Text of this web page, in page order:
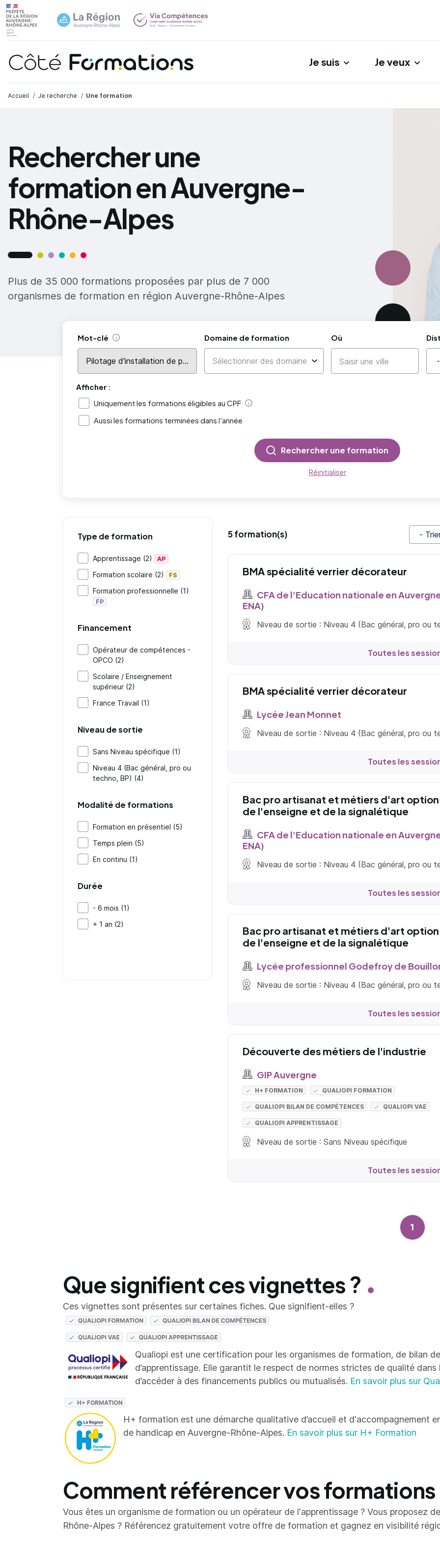
Je suis Je veux
Accueil Je recherche Une formation
Rechercher une
formation en Auvergne-
Rhône-Alpes
Plus de 35 000 formations proposées par plus de 7 000
organismes de formation en région Auvergne-Rhône-Alpes
Mot-clé Aide Domaine de formation Où
Afficher :
Uniquement les formations éligibles au CPF
Aide
Aussi les formations terminées dans l'année
Rechercher une formation
Réinitialiser
Type de formation
Apprentissage (2) AP
Formation scolaire (2) FS
Formation professionnelle (1)
FP
Financement
Opérateur de compétences -
OPCO (2)
Scolaire / Enseignement
supérieur (2)
France Travail (1)
Niveau de sortie
Sans Niveau spécifique (1)
Niveau 4 (Bac général, pro ou
techno, BP) (4)
Modalité de formations
Formation en présentiel (5)
Temps plein (5)
En continu (1)
Durée
- 6 mois (1)
+ 1 an (2)
5 formation(s)
Trier par
BMA spécialité verrier décorateur
CFA de l'Education nationale en
ENA)
Niveau de sortie : Niveau 4 (Bac général, pro ou
Toutes les
BMA spécialité verrier décorateur
Lycée Jean Monnet
Niveau de sortie : Niveau 4 (Bac général, pro ou
Toutes les
Bac pro artisanat et métiers d'art
de l'enseigne et de la signalétique
CFA de l'Education nationale en
ENA)
Niveau de sortie : Niveau 4 (Bac général, pro ou
Toutes les
Bac pro artisanat et métiers d'art
de l'enseigne et de la signalétique
Lycée professionnel Godefroy de
Niveau de sortie : Niveau 4 (Bac général, pro ou
Toutes les
Découverte des métiers de l'industrie
GIP Auvergne
H+ FORMATION QUALIOPI FORMATION
QUALIOPI BILAN DE COMPÉTENCES QUALIOPI VAE
QUALIOPI APPRENTISSAGE
Niveau de sortie : Sans Niveau spécifique
Toutes les
1
Que signifient ces vignettes ?
Ces vignettes sont présentes sur certaines fiches. Que signifient-elles ?
Qualiopi est une certification pour les organismes de formation, de bilan
d’apprentissage. Elle garantit le respect de normes strictes de qualité
d’accéder à des financements publics ou mutualisés. En savoir plus sur
H+ formation est une démarche qualitative d’accueil et d'accompagnement
de handicap en Auvergne-Rhône-Alpes. En savoir plus sur H+ Formation
Comment référencer vos formations
Vous êtes un organisme de formation ou un opérateur de l'apprentissage ? Vous proposez
Rhône-Alpes ? Référencez gratuitement votre offre de formation et gagnez en visibilité